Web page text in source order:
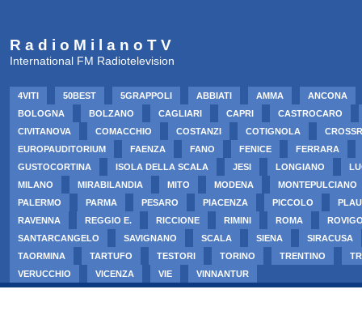
R a d i o M i l a n o T V
International FM Radiotelevision
4VITI 50BEST 5GRAPPOLI ABBIATI AMMA
ANCONA
BOLOGNA
BOLZANO CAGLIARI CAPRI
CASTROCARO
CIVITANOVA
COMACCHIO COSTANZI COTIGNOLA
EUROPAUDITORIUM
FAENZA FANO FENICE
FERRARA
GUSTOCORTINA
ISOLA DELLA SCALA JESI LONGIANO
MILANO
MIRABILANDIA MITO MODENA
MONTEPULCIANO
PALERMO
PARMA PESARO PIACENZA PICCOLO
RAVENNA
REGGIO E. RICCIONE RIMINI ROMA
SANTARCANGELO
SAVIGNANO SCALA SIENA
SIRACUSA
TAORMINA
TARTUFO TESTORI TORINO TRENTINO
VERUCCHIO
VICENZA VIE VINNANTUR